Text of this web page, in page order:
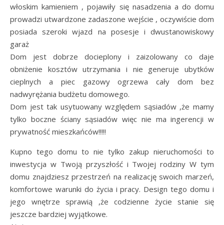
włoskim kamieniem , pojawiły się nasadzenia a do domu
prowadzi utwardzone zadaszone wejście , oczywiście dom
posiada szeroki wjazd na posesje i dwustanowiskowy
garaż
Dom jest dobrze docieplony i zaizolowany co daje
obniżenie kosztów utrzymania i nie generuje ubytków
cieplnych a piec gazowy ogrzewa cały dom bez
nadwyrężania budżetu domowego.
Dom jest tak usytuowany względem sąsiadów ,że mamy
tylko boczne ściany sąsiadów więc nie ma ingerencji w
prywatność mieszkańców!!!!!
Kupno tego domu to nie tylko zakup nieruchomości to
inwestycja w Twoją przyszłość i Twojej rodziny W tym
domu znajdziesz przestrzeń na realizację swoich marzeń,
komfortowe warunki do życia i pracy. Design tego domu i
jego wnętrze sprawią ,że codzienne życie stanie się
jeszcze bardziej wyjątkowe.